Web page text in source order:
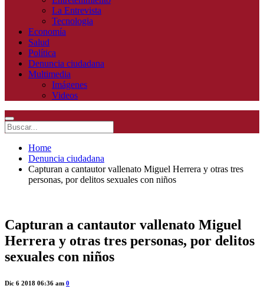
La Entrevista
Tecnologia
Economía
Salud
Política
Denuncia ciudadana
Multimedia
Imágenes
Videos
Home
Denuncia ciudadana
Capturan a cantautor vallenato Miguel Herrera y otras tres
personas, por delitos sexuales con niños
Capturan a cantautor vallenato Miguel
Herrera y otras tres personas, por delitos
sexuales con niños
Dic 6 2018 06:36 am 0